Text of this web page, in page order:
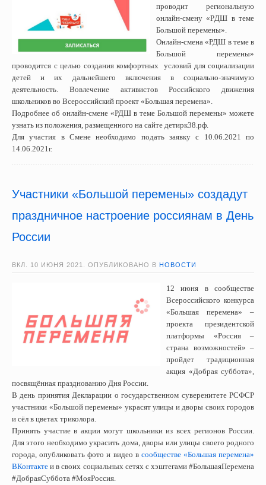
проводит региональную
онлайн-смену «PДШ в теме
Большой перемены».
Онлайн-смена «РДШ в теме в
Большой перемены»
проводится с целью создания комфортных условий для социализации
детей и их дальнейшего включения в социально-значимую
деятельность. Вовлечение активистов Российского движения
школьников во Всероссийский проект «Большая перемена».
Подробнее об онлайн-смене «РДШ в теме Большой перемены» можете
узнать из положения, размещенного на сайте детирк38.рф.
Для участия в Смене необходимо подать заявку с 10.06.2021 по
14.06.2021г.
Участники «Большой перемены» создадут
праздничное настроение россиянам в День
России
ВКЛ. 10 ИЮНЯ 2021 . ОПУБЛИКОВАНО В НОВОСТИ
12 июня в сообществе
Всероссийского конкурса
«Большая перемена» –
проекта президентской
платформы «Россия –
страна возможностей» –
пройдет традиционная
акция «Добрая суббота»,
посвящённая празднованию Дня России.
В день принятия Декларации о государственном суверенитете РСФСР
участники «Большой перемены» украсят улицы и дворы своих городов
и сёл в цветах триколора.
Принять участие в акции могут школьники из всех регионов России.
Для этого необходимо украсить дома, дворы или улицы своего родного
города, опубликовать фото и видео в сообществе «Большая перемена»
ВКонтакте и в своих социальных сетях с хэштегами #БольшаяПеремена
#ДобраяСуббота #МояРоссия.